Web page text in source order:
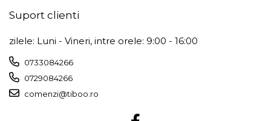
Suport clienti
zilele: Luni - Vineri, intre orele: 9:00 - 16:00
0733084266
0729084266
comenzi@tiboo.ro